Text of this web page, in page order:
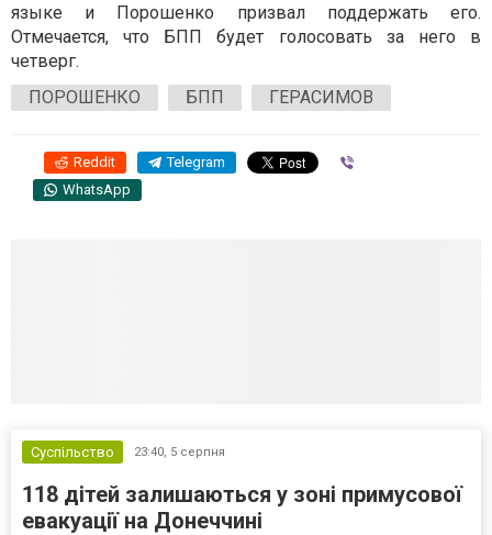
языке и Порошенко призвал поддержать его.
Отмечается, что БПП будет голосовать за него в
четверг.
ПОРОШЕНКО
БПП ГЕРАСИМОВ
Reddit Telegram
WhatsApp
Суспільство 23:40, 5 серпня
118 дітей залишаються у зоні примусової
евакуації на Донеччині